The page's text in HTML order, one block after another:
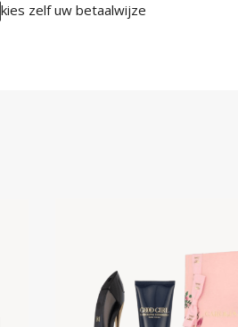
kies zelf uw betaalwijze